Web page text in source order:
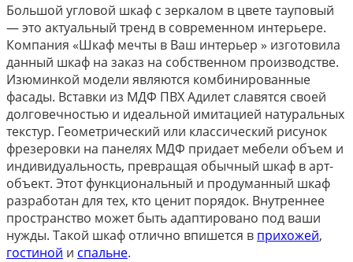
Большой угловой шкаф с зеркалом в цвете тауповый
— это актуальный тренд в современном интерьере.
Компания «Шкаф мечты в Ваш интерьер » изготовила
данный шкаф на заказ на собственном производстве.
Изюминкой модели являются комбинированные
фасады. Вставки из МДФ ПВХ Адилет славятся своей
долговечностью и идеальной имитацией натуральных
текстур. Геометрический или классический рисунок
фрезеровки на панелях МДФ придает мебели объем и
индивидуальность, превращая обычный шкаф в арт-
объект. Этот функциональный и продуманный шкаф
разработан для тех, кто ценит порядок. Внутреннее
пространство может быть адаптировано под ваши
нужды. Такой шкаф отлично впишется в прихожей,
гостиной и спальне.